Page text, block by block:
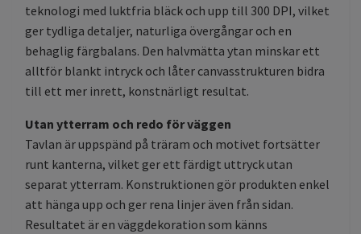
teknologi med luktfria bläck och upp till 300 DPI, vilket
ger tydliga detaljer, naturliga övergångar och en
behaglig färgbalans. Den halvmätta ytan minskar ett
alltför blankt intryck och låter canvasstrukturen bidra
till ett mer inrett, konstnärligt resultat.
Utan ytterram och redo för väggen
Tavlan är uppspänd på träram och motivet fortsätter
runt kanterna, vilket ger ett färdigt uttryck utan
separat ytterram. Konstruktionen gör produkten enkel
att hänga upp och ger rena linjer även från sidan.
Resultatet är en väggdekoration som känns